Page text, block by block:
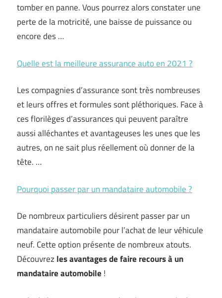
tomber en panne. Vous pourrez alors constater une
perte de la motricité, une baisse de puissance ou
encore des …
Quelle est la meilleure assurance auto en 2021 ?
Les compagnies d’assurance sont très nombreuses
et leurs offres et formules sont pléthoriques. Face à
ces florilèges d’assurances qui peuvent paraître
aussi alléchantes et avantageuses les unes que les
autres, on ne sait plus réellement où donner de la
tête. …
Pourquoi passer par un mandataire automobile ?
De nombreux particuliers désirent passer par un
mandataire automobile pour l’achat de leur véhicule
neuf. Cette option présente de nombreux atouts.
Découvrez les avantages de faire recours à un
mandataire automobile !